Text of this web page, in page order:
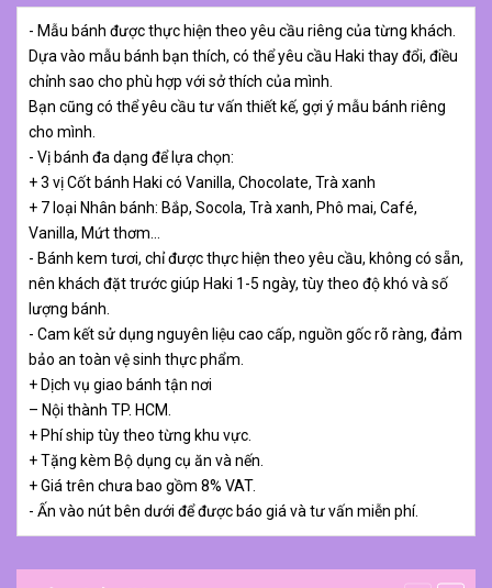
- Mẫu bánh được thực hiện theo yêu cầu riêng của từng khách.
Dựa vào mẫu bánh bạn thích, có thể yêu cầu Haki thay đổi, điều
chỉnh sao cho phù hợp với sở thích của mình.
Bạn cũng có thể yêu cầu tư vấn thiết kế, gợi ý mẫu bánh riêng
cho mình.
- Vị bánh đa dạng để lựa chọn:
+ 3 vị Cốt bánh Haki có Vanilla, Chocolate, Trà xanh
+ 7 loại Nhân bánh: Bắp, Socola, Trà xanh, Phô mai, Café,
Vanilla, Mứt thơm…
- Bánh kem tươi, chỉ được thực hiện theo yêu cầu, không có sẵn,
nên khách đặt trước giúp Haki 1-5 ngày, tùy theo độ khó và số
lượng bánh.
- Cam kết sử dụng nguyên liệu cao cấp, nguồn gốc rõ ràng, đảm
bảo an toàn vệ sinh thực phẩm.
+ Dịch vụ giao bánh tận nơi
– Nội thành TP. HCM.
+ Phí ship tùy theo từng khu vực.
+ Tặng kèm Bộ dụng cụ ăn và nến.
+ Giá trên chưa bao gồm 8% VAT.
- Ấn vào nút bên dưới để được báo giá và tư vấn miễn phí.